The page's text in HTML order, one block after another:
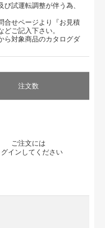
試運転調整が伴う為、
合せページより『お見積
ご記入下さい。
ら対象商品のカタログダ
注文数
ご注文には
グイン してください